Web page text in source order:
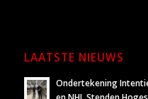
LAATSTE NIEUWS
Ondertekening
en NHL Stenden